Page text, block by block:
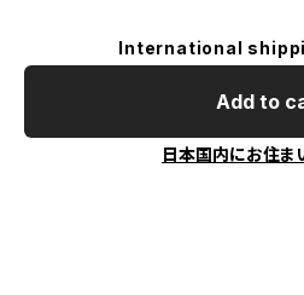
International
Add to
日本国内にお住ま